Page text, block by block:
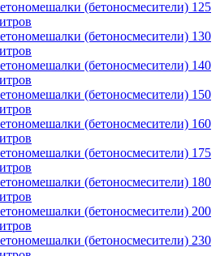
(бетоносмесители) 125
(бетоносмесители) 130
(бетоносмесители) 140
(бетоносмесители) 150
(бетоносмесители) 160
(бетоносмесители) 175
(бетоносмесители) 180
(бетоносмесители) 200
(бетоносмесители) 230